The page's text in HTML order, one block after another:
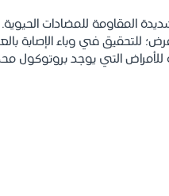
المقاومة للمضادات الحيوية.
للتحقيق في وباء الإصابة
للأمراض التي يوجد بروتوكول